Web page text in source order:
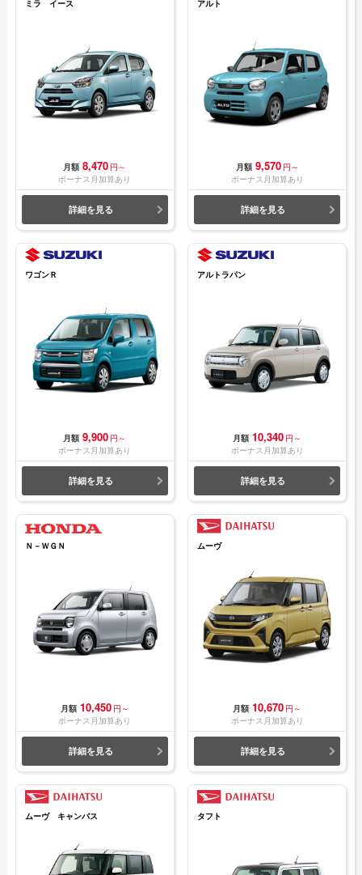
ミラ イース
月額 8,470 円～
ボーナス月加算あり
詳細を見る
アルト
月額 9,570 円～
ボーナス月加算あり
詳細を見る
ワゴンＲ
月額 9,900 円～
ボーナス月加算あり
詳細を見る
アルトラパン
月額 10,340 円～
ボーナス月加算あり
詳細を見る
Ｎ－ＷＧＮ
月額 10,450 円～
ボーナス月加算あり
詳細を見る
ムーヴ
月額 10,670 円～
ボーナス月加算あり
詳細を見る
ムーヴ キャンバス タフト